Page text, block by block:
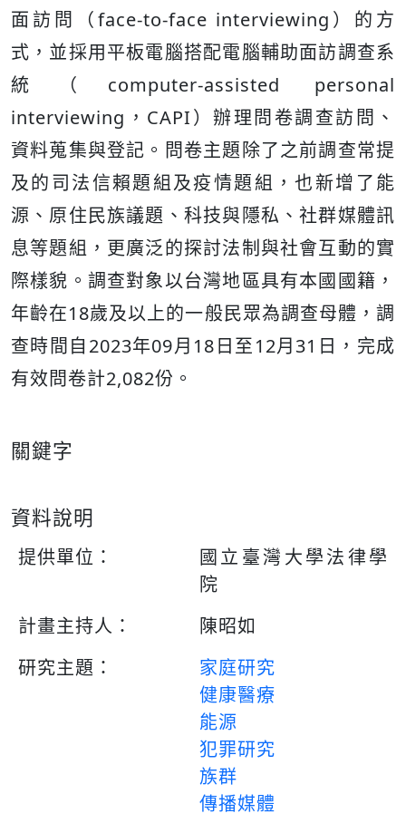
面訪問（face-to-face interviewing）的方
式，並採用平板電腦搭配電腦輔助面訪調查系
統（computer-assisted personal
interviewing，CAPI）辦理問卷調查訪問、
資料蒐集與登記。問卷主題除了之前調查常提
及的司法信賴題組及疫情題組，也新增了能
源、原住民族議題、科技與隱私、社群媒體訊
息等題組，更廣泛的探討法制與社會互動的實
際樣貌。調查對象以台灣地區具有本國國籍，
年齡在18歲及以上的一般民眾為調查母體，調
查時間自2023年09月18日至12月31日，完成
有效問卷計2,082份。
關鍵字
資料說明
提供單位：
國立臺灣大學法律學
院
計畫主持人：
陳昭如
研究主題：
家庭研究
健康醫療
能源
犯罪研究
族群
傳播媒體